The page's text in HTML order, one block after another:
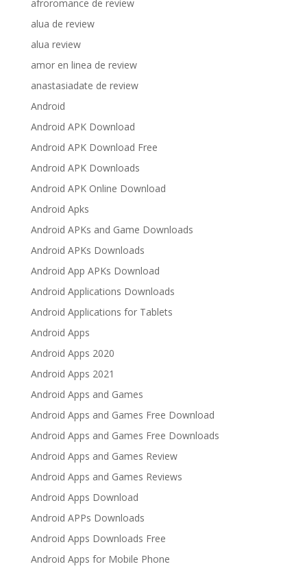
afroromance de review
alua de review
alua review
amor en linea de review
anastasiadate de review
Android
Android APK Download
Android APK Download Free
Android APK Downloads
Android APK Online Download
Android Apks
Android APKs and Game Downloads
Android APKs Downloads
Android App APKs Download
Android Applications Downloads
Android Applications for Tablets
Android Apps
Android Apps 2020
Android Apps 2021
Android Apps and Games
Android Apps and Games Free Download
Android Apps and Games Free Downloads
Android Apps and Games Review
Android Apps and Games Reviews
Android Apps Download
Android APPs Downloads
Android Apps Downloads Free
Android Apps for Mobile Phone